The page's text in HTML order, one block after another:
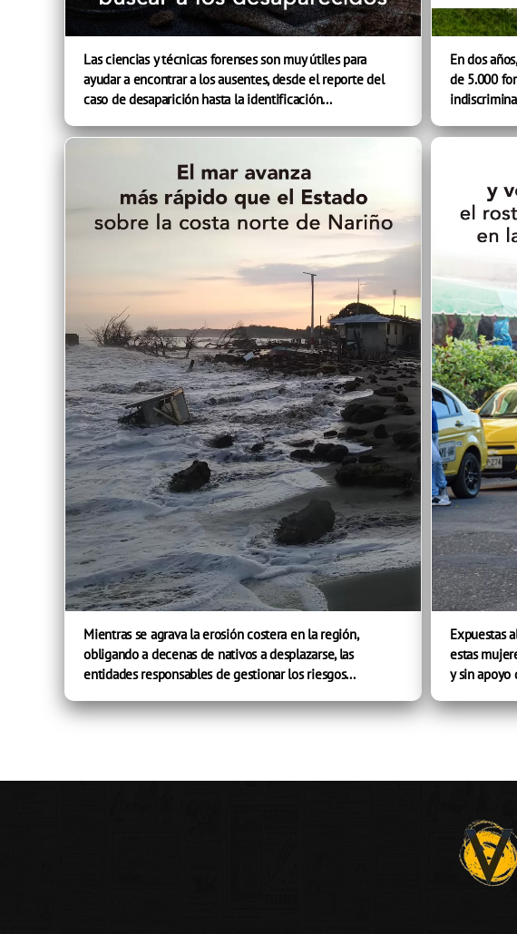
Las ciencias y técnicas forenses son muy útiles para
ayudar a encontrar a los ausentes, desde el reporte del
caso de desaparición hasta la identificación...
En dos
de 5.000
Mientras se agrava la erosión costera en la región,
obligando a decenas de nativos a desplazarse, las
entidades responsables de gestionar los riesgos...
Expuestas
estas
y sin apoyo